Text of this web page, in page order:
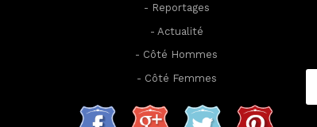
- Reportages
- Actualité
- Côté Hommes
- Côté Femmes